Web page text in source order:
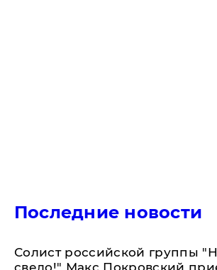
Последние новости
Солист российской группы
свело!" Макс Покровский